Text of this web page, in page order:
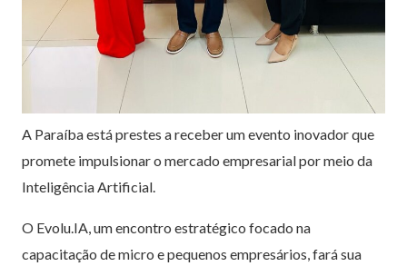
A Paraíba está prestes a receber um evento inovador que
promete impulsionar o mercado empresarial por meio da
Inteligência Artificial.
O Evolu.IA, um encontro estratégico focado na
capacitação de micro e pequenos empresários, fará sua